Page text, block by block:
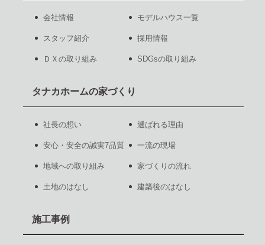
会社情報 モデルハウス一覧
スタッフ紹介 採用情報
ＤＸの取り組み SDGsの取り組み
タナカホームの家づくり
社長の想い 選ばれる理由
安心・安全の誠実7品質 一流の現場
地域への取り組み 家づくりの流れ
土地のはなし 建築後のはなし
施工事例